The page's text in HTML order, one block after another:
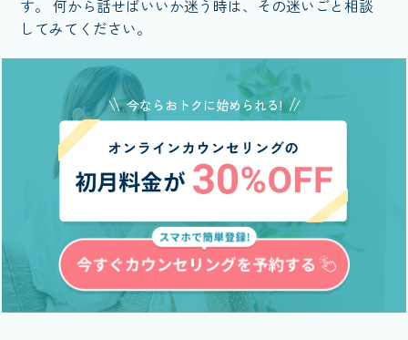
す。 何から話せばいいか迷う時は、その迷いごと相談
してみてください。
今ならおトクに始められる!